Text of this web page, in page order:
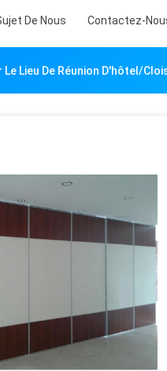
De Nous Contactez-
Le Lieu De Réunion D'hôtel/